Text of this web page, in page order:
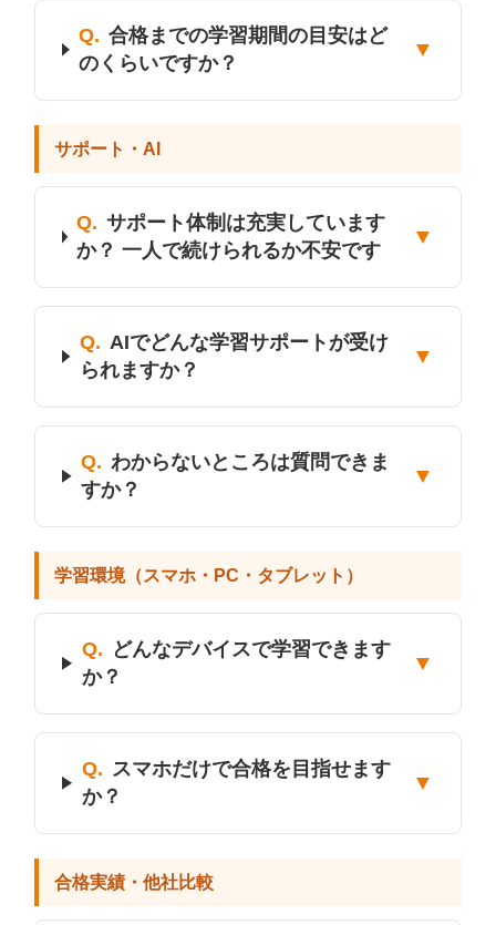
Q. 合格までの学習期間の目安はど
のくらいですか？
▼
サポート・AI
Q. サポート体制は充実しています
か？ 一人で続けられるか不安です
▼
Q. AIでどんな学習サポートが受け
られますか？
▼
Q. わからないところは質問できま
すか？
▼
学習環境（スマホ・PC・タブレット）
Q. どんなデバイスで学習できます
か？
▼
Q. スマホだけで合格を目指せます
か？
▼
合格実績・他社比較